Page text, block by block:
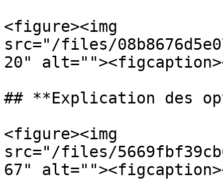
<figure><img
src="/files/
20"
## **Explication des
<figure><img
src="/files/
67"